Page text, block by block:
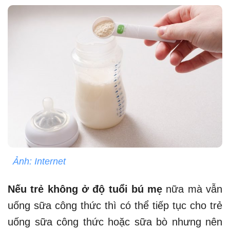
Ảnh: Internet
Nếu trẻ không ở độ tuổi bú mẹ nữa mà vẫn
uống sữa công thức thì có thể tiếp tục cho trẻ
uống sữa công thức hoặc sữa bò nhưng nên